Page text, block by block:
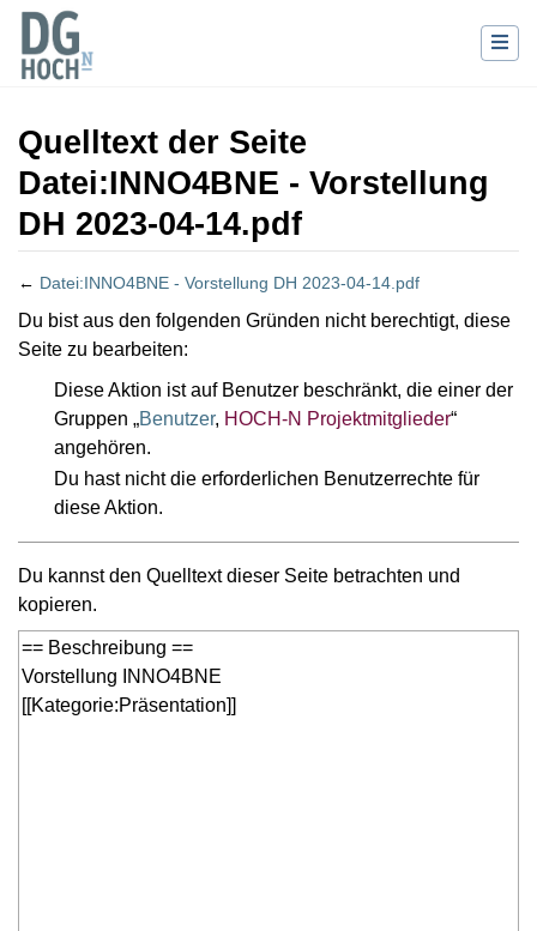
Quelltext der Seite
Datei:INNO4BNE - Vorstellung
DH 2023-04-14.pdf
← Datei:INNO4BNE - Vorstellung DH 2023-04-14.pdf
Wechseln zu: Navigation Suche
Du bist aus den folgenden Gründen nicht berechtigt, diese
Seite zu bearbeiten:
Diese Aktion ist auf Benutzer beschränkt, die einer der
Gruppen „Benutzer, HOCH-N Projektmitglieder“
angehören.
Du hast nicht die erforderlichen Benutzerrechte für
diese Aktion.
Du kannst den Quelltext dieser Seite betrachten und
kopieren.